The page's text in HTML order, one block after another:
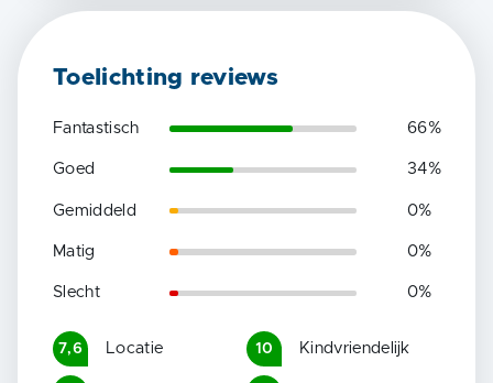
Toelichting reviews
Fantastisch 66%
Goed 34%
Gemiddeld 0%
Matig 0%
Slecht 0%
7,6 Locatie 10 Kindvriendelijk